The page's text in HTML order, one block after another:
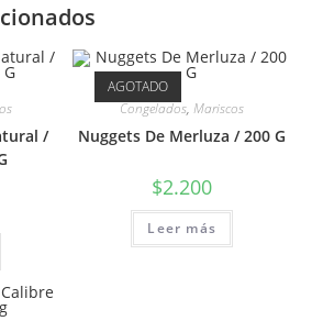
/
AGOTADO
Congelados,Mariscos
Nuggets De Merluza / 200 G
$2.200
Leer más